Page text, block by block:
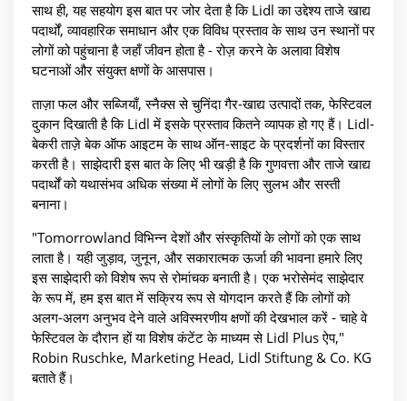
साथ ही, यह सहयोग इस बात पर जोर देता है कि Lidl का उद्देश्य ताजे खाद्य
पदार्थों, व्यावहारिक समाधान और एक विविध प्रस्ताव के साथ उन स्थानों पर
लोगों को पहुंचाना है जहाँ जीवन होता है - रोज़ करने के अलावा विशेष
घटनाओं और संयुक्त क्षणों के आसपास।
ताज़ा फल और सब्जियाँ, स्नैक्स से चुनिंदा गैर-खाद्य उत्पादों तक, फेस्टिवल
दुकान दिखाती है कि Lidl में इसके प्रस्ताव कितने व्यापक हो गए हैं। Lidl-
बेकरी ताज़े बेक ऑफ आइटम के साथ ऑन-साइट के प्रदर्शनों का विस्तार
करती है। साझेदारी इस बात के लिए भी खड़ी है कि गुणवत्ता और ताजे खाद्य
पदार्थों को यथासंभव अधिक संख्या में लोगों के लिए सुलभ और सस्ती
बनाना।
"Tomorrowland विभिन्न देशों और संस्कृतियों के लोगों को एक साथ
लाता है। यही जुड़ाव, जुनून, और सकारात्मक ऊर्जा की भावना हमारे लिए
इस साझेदारी को विशेष रूप से रोमांचक बनाती है। एक भरोसेमंद साझेदार
के रूप में, हम इस बात में सक्रिय रूप से योगदान करते हैं कि लोगों को
अलग-अलग अनुभव देने वाले अविस्मरणीय क्षणों की देखभाल करें - चाहे वे
फेस्टिवल के दौरान हों या विशेष कंटेंट के माध्यम से Lidl Plus ऐप,"
Robin Ruschke, Marketing Head, Lidl Stiftung & Co. KG
बताते हैं।